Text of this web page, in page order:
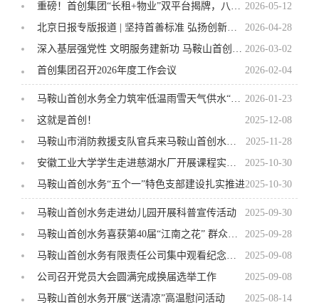
2026-05-12
重磅！首创集团“长租+物业”双平台揭牌，八大金融机构签约力挺——首创集团长租房品牌发布暨揭牌签约仪式成功举行
2026-04-28
北京日报专版报道 | 坚持首善标准 弘扬创新精神 首创集团“调提优控”系列改革交出新答卷
2026-03-02
深入基层强党性 文明服务建新功 马鞍山首创水务多党支部联合开展主题党日活动
2026-02-04
首创集团召开2026年度工作会议
2026-01-23
马鞍山首创水务全力筑牢低温雨雪天气供水“安全防线”
2025-12-08
这就是首创！
2025-11-28
马鞍山市消防救援支队官兵来马鞍山首创水务参观交流
2025-10-30
安徽工业大学学生走进慈湖水厂开展课程实践活动
2025-10-30
马鞍山首创水务“五个一”特色支部建设扎实推进
2025-09-30
马鞍山首创水务走进幼儿园开展科普宣传活动
2025-09-28
马鞍山首创水务喜获第40届“江南之花” 群众文化活动暨江东控股集团专场比赛二等奖
2025-09-08
马鞍山首创水务有限责任公司集中观看纪念中国人民抗日战争暨世界反法西斯战争胜利80周年大会实况直播
2025-09-08
公司召开党员大会圆满完成换届选举工作
2025-08-14
马鞍山首创水务开展“送清凉”高温慰问活动